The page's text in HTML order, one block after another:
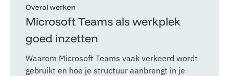
Overal werken
Microsoft Teams als werkplek
goed inzetten
Waarom Microsoft Teams vaak verkeerd wordt
gebruikt en hoe je structuur aanbrengt in je